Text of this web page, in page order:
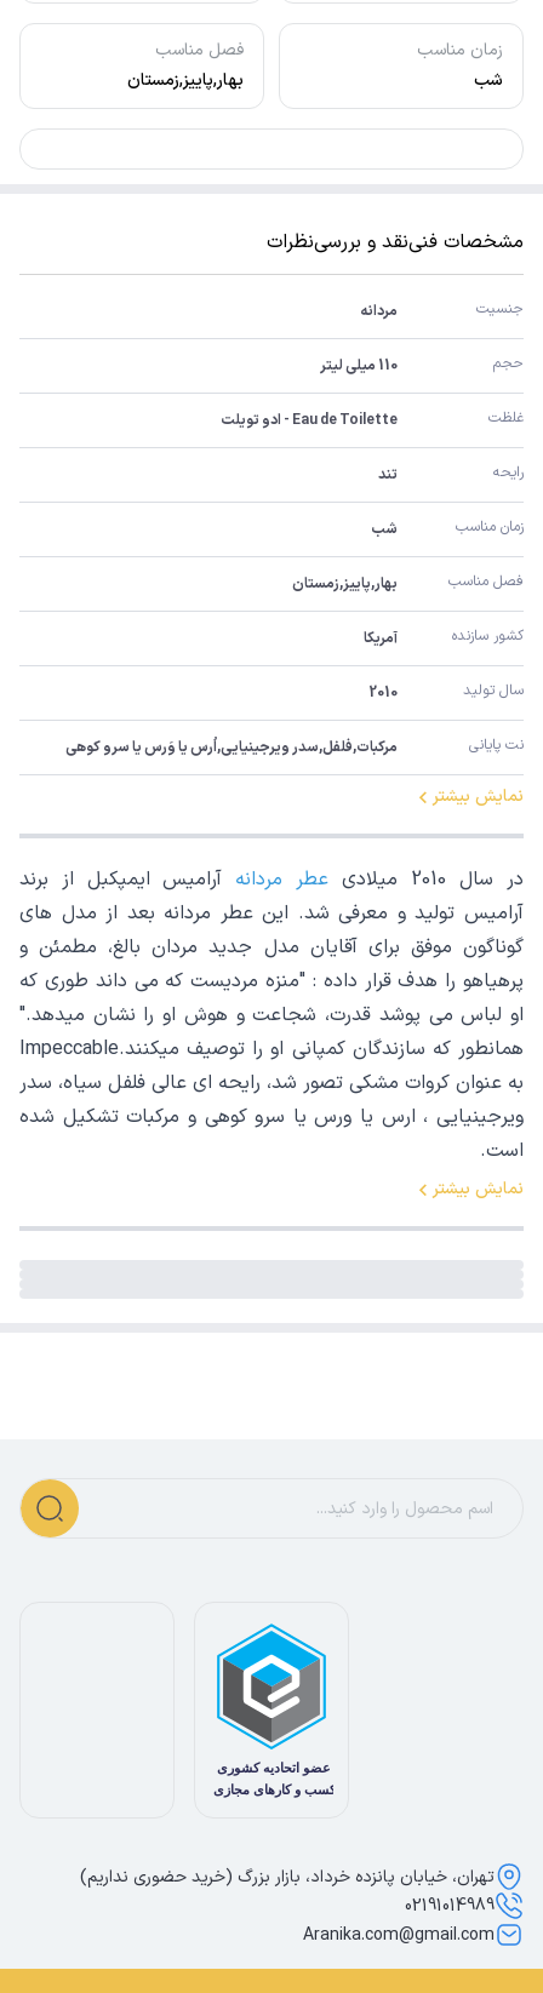
زمان مناسب
شب
فصل مناسب
بهار,پاییز,زمستان
مشخصات فنینقد و بررسینظرات
جنسیت مردانه
حجم 110 میلی لیتر
غلظت Eau de Toilette - ادو تویلت
رایحه تند
زمان مناسب شب
فصل مناسب بهار,پاییز,زمستان
کشور سازنده آمریکا
سال تولید 2010
نت پایانی مرکبات,فلفل,سدر ویرجینیایی,اُرس یا وَرس یا سرو کوهی
نمایش بیشتر
در سال 2010 میلادی عطر مردانه آرامیس ایمپکبل از برند
آرامیس تولید و معرفی شد. این عطر مردانه بعد از مدل های
گوناگون موفق برای آقایان مدل جدید مردان بالغ، مطمئن و
پرهیاهو را هدف قرار داده : "منزه مردیست که می داند طوری که
او لباس می پوشد قدرت، شجاعت و هوش او را نشان میدهد."
همانطور که سازندگان کمپانی او را توصیف میکنند.Impeccable
به عنوان کروات مشکی تصور شد، رایحه ای عالی فلفل سیاه، سدر
ویرجینیایی ، ارس یا ورس یا سرو کوهی و مرکبات تشکیل شده
است.
نمایش بیشتر
تهران، خیابان پانزده خرداد، بازار بزرگ (خرید حضوری نداریم)
02191014989
Aranika.com@gmail.com